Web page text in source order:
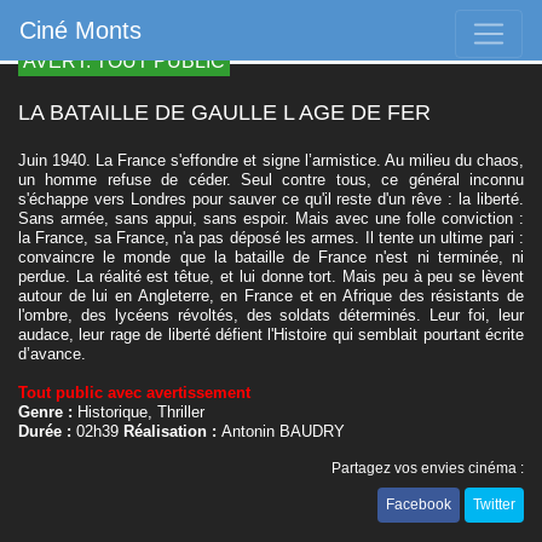
Ciné Monts
AVERT. TOUT PUBLIC
LA BATAILLE DE GAULLE L AGE DE FER
Juin 1940. La France s'effondre et signe l’armistice. Au milieu du chaos,
un homme refuse de céder. Seul contre tous, ce général inconnu
s'échappe vers Londres pour sauver ce qu'il reste d'un rêve : la liberté.
Sans armée, sans appui, sans espoir. Mais avec une folle conviction :
la France, sa France, n'a pas déposé les armes. Il tente un ultime pari :
convaincre le monde que la bataille de France n'est ni terminée, ni
perdue. La réalité est têtue, et lui donne tort. Mais peu à peu se lèvent
autour de lui en Angleterre, en France et en Afrique des résistants de
l'ombre, des lycéens révoltés, des soldats déterminés. Leur foi, leur
audace, leur rage de liberté défient l'Histoire qui semblait pourtant écrite
d’avance.
Tout public avec avertissement
Genre : Historique, Thriller
Durée : 02h39 Réalisation : Antonin BAUDRY
Partagez vos envies cinéma :
Facebook Twitter